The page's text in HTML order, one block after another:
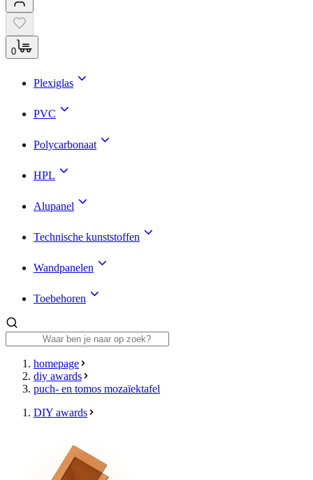
0
Plexiglas
PVC
Polycarbonaat
HPL
Alupanel
Technische kunststoffen
Wandpanelen
Toebehoren
homepage
diy awards
puch- en tomos mozaïektafel
DIY awards